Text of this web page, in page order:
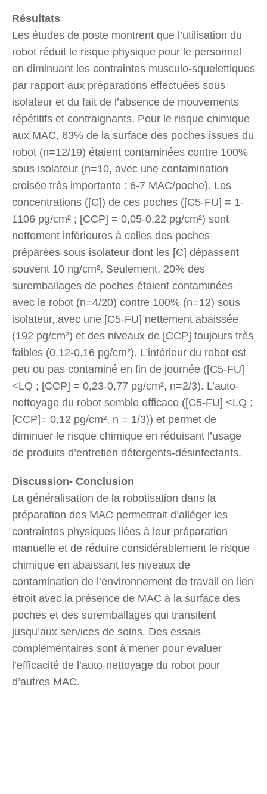
Résultats
Les études de poste montrent que l’utilisation du
robot réduit le risque physique pour le personnel
en diminuant les contraintes musculo-squelettiques
par rapport aux préparations effectuées sous
isolateur et du fait de l’absence de mouvements
répétitifs et contraignants. Pour le risque chimique
aux MAC, 63% de la surface des poches issues du
robot (n=12/19) étaient contaminées contre 100%
sous isolateur (n=10, avec une contamination
croisée très importante : 6-7 MAC/poche). Les
concentrations ([C]) de ces poches ([C5-FU] = 1-
1106 pg/cm² ; [CCP] = 0,05-0,22 pg/cm²) sont
nettement inférieures à celles des poches
préparées sous isolateur dont les [C] dépassent
souvent 10 ng/cm². Seulement, 20% des
suremballages de poches étaient contaminées
avec le robot (n=4/20) contre 100% (n=12) sous
isolateur, avec une [C5-FU] nettement abaissée
(192 pg/cm²) et des niveaux de [CCP] toujours très
faibles (0,12-0,16 pg/cm²). L’intérieur du robot est
peu ou pas contaminé en fin de journée ([C5-FU]
<LQ ; [CCP] = 0,23-0,77 pg/cm², n=2/3). L’auto-
nettoyage du robot semble efficace ([C5-FU] <LQ ;
[CCP]= 0,12 pg/cm², n = 1/3)) et permet de
diminuer le risque chimique en réduisant l’usage
de produits d’entretien détergents-désinfectants.
Discussion- Conclusion
La généralisation de la robotisation dans la
préparation des MAC permettrait d’alléger les
contraintes physiques liées à leur préparation
manuelle et de réduire considérablement le risque
chimique en abaissant les niveaux de
contamination de l’environnement de travail en lien
étroit avec la présence de MAC à la surface des
poches et des suremballages qui transitent
jusqu’aux services de soins. Des essais
complémentaires sont à mener pour évaluer
l’efficacité de l’auto-nettoyage du robot pour
d’autres MAC.